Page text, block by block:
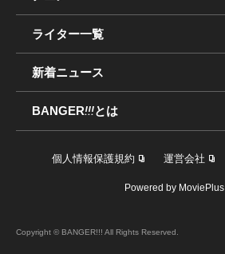
ライター一覧
新着ニュース
BANGER!!!とは
個人情報保護規約 運営会社
Powered by MoviePlus
Copyright © BANGER!!! All Rights Reserved.